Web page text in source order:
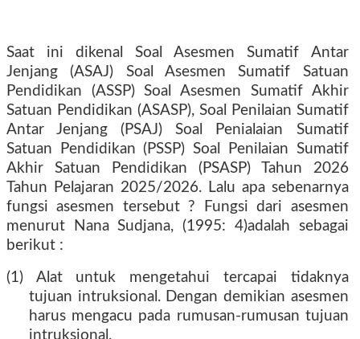
Saat ini dikenal Soal Asesmen Sumatif Antar
Jenjang (ASAJ) Soal Asesmen Sumatif Satuan
Pendidikan (ASSP) Soal Asesmen Sumatif Akhir
Satuan Pendidikan (ASASP), Soal Penilaian Sumatif
Antar Jenjang (PSAJ) Soal Penialaian Sumatif
Satuan Pendidikan (PSSP) Soal Penilaian Sumatif
Akhir Satuan Pendidikan (PSASP) Tahun 2026
Tahun Pelajaran 2025/2026. Lalu apa sebenarnya
fungsi asesmen tersebut ? Fungsi dari asesmen
menurut Nana Sudjana, (1995: 4)adalah sebagai
berikut :
(1) Alat untuk mengetahui tercapai tidaknya
tujuan intruksional. Dengan demikian asesmen
harus mengacu pada rumusan-rumusan tujuan
intruksional.